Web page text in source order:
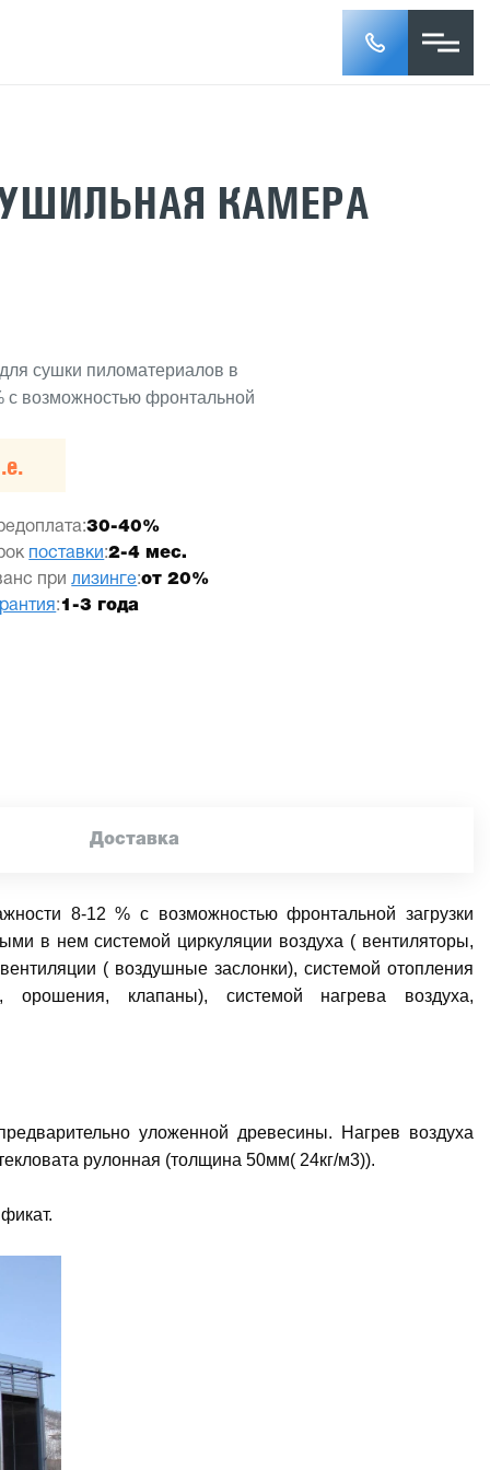
КАМЕРА
сушки пиломатериалов в
с возможностью фронтальной
30-40%
поставки :2-4 мес.
прилизинге:от 20%
:1-3 года
Доставка
8-12 % с возможностью фронтальной загрузки
в нем системой циркуляции воздуха ( вентиляторы,
( воздушные заслонки), системой отопления
клапаны), системой нагрева воздуха,
уложенной древесины. Нагрев воздуха
рулонная (толщина 50мм( 24кг/м3)).